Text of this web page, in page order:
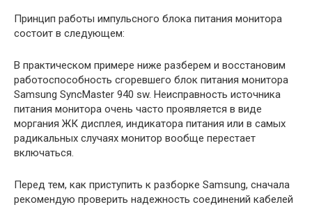
Принцип работы импульсного блока питания монитора
состоит в следующем:
В практическом примере ниже разберем и восстановим
работоспособность сгоревшего блок питания монитора
Samsung SyncMaster 940 sw. Неисправность источника
питания монитора очень часто проявляется в виде
моргания ЖК дисплея, индикатора питания или в самых
радикальных случаях монитор вообще перестает
включаться.
Перед тем, как приступить к разборке Samsung, сначала
рекомендую проверить надежность соединений кабелей